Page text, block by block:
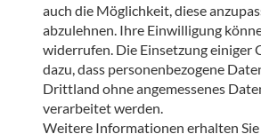
KREBS OPIOIDE SCHMERZEN
ARTIKEL TEILEN
auch die Möglichkeit, diese
abzulehnen. Ihre Einwilligung
widerrufen. Die Einsetzung einiger
dazu, dass personenbezogene
Drittland ohne angemessenes
verarbeitet werden.
Weitere Informationen erhalten